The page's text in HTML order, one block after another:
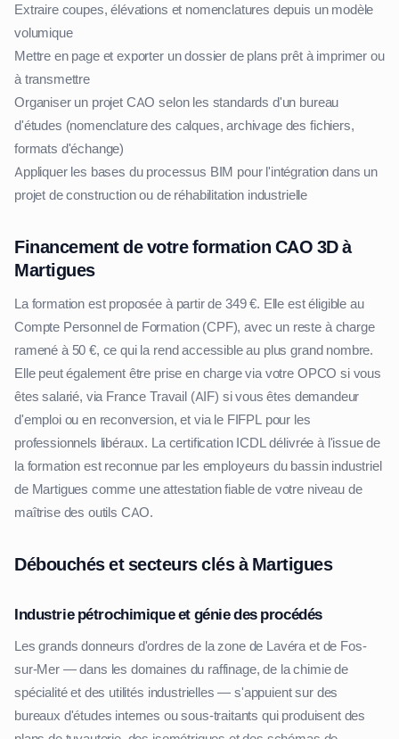
Extraire coupes, élévations et nomenclatures depuis un modèle
volumique
Mettre en page et exporter un dossier de plans prêt à imprimer ou
à transmettre
Organiser un projet CAO selon les standards d'un bureau
d'études (nomenclature des calques, archivage des fichiers,
formats d'échange)
Appliquer les bases du processus BIM pour l'intégration dans un
projet de construction ou de réhabilitation industrielle
Financement de votre formation CAO 3D à
Martigues
La formation est proposée à partir de 349 €. Elle est éligible au
Compte Personnel de Formation (CPF), avec un reste à charge
ramené à 50 €, ce qui la rend accessible au plus grand nombre.
Elle peut également être prise en charge via votre OPCO si vous
êtes salarié, via France Travail (AIF) si vous êtes demandeur
d'emploi ou en reconversion, et via le FIFPL pour les
professionnels libéraux. La certification ICDL délivrée à l'issue de
la formation est reconnue par les employeurs du bassin industriel
de Martigues comme une attestation fiable de votre niveau de
maîtrise des outils CAO.
Débouchés et secteurs clés à Martigues
Industrie pétrochimique et génie des procédés
Les grands donneurs d'ordres de la zone de Lavéra et de Fos-
sur-Mer — dans les domaines du raffinage, de la chimie de
spécialité et des utilités industrielles — s'appuient sur des
bureaux d'études internes ou sous-traitants qui produisent des